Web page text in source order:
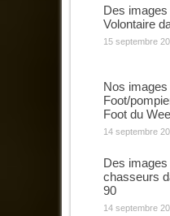
Des
Volontaire
15 septembre
Nos images
Foot/
Foot du
14 septembre
Des images
chasseurs
90
14 septembre